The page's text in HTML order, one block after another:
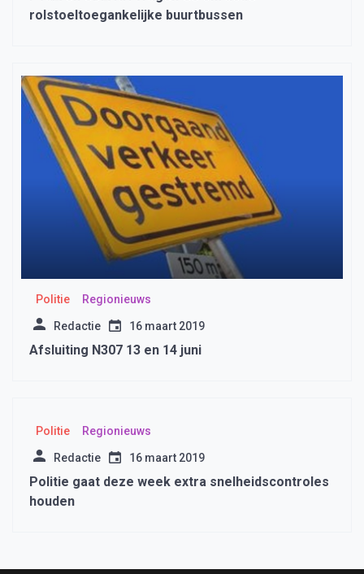
rolstoeltoegankelijke buurtbussen
Politie Regionieuws
Redactie 16 maart 2019
Afsluiting N307 13 en 14 juni
Politie Regionieuws
Redactie 16 maart 2019
Politie gaat deze week extra snelheidscontroles
houden